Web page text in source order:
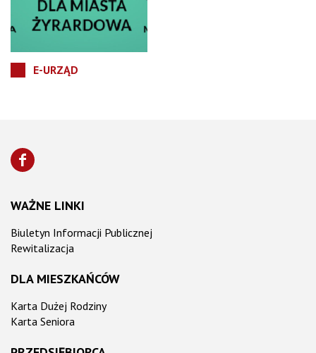
E-URZĄD
WAŻNE LINKI
Biuletyn Informacji Publicznej
Rewitalizacja
DLA MIESZKAŃCÓW
Karta Dużej Rodziny
Karta Seniora